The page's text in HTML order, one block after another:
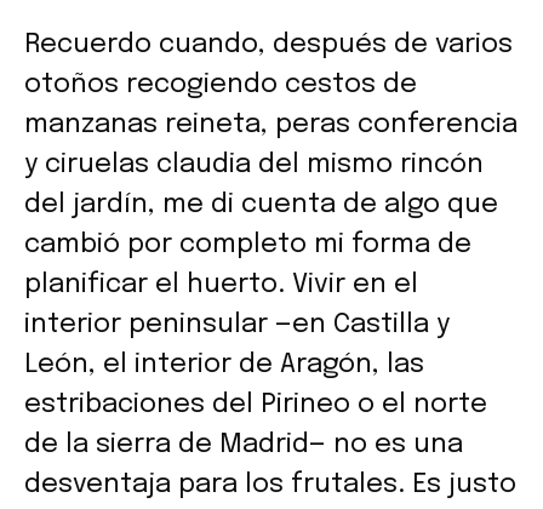
Recuerdo cuando, después de varios
otoños recogiendo cestos de
manzanas reineta, peras conferencia
y ciruelas claudia del mismo rincón
del jardín, me di cuenta de algo que
cambió por completo mi forma de
planificar el huerto. Vivir en el
interior peninsular —en Castilla y
León, el interior de Aragón, las
estribaciones del Pirineo o el norte
de la sierra de Madrid— no es una
desventaja para los frutales. Es justo